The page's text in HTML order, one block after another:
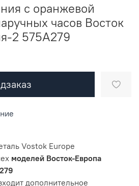
с оранжевой
часов Восток
2 575A279
Vostok Europe
моделей Восток-Европа
дополнительное